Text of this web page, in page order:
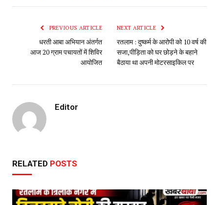
PREVIOUS ARTICLE
धरती आबा अभियान अंतर्गत
आज 20 ग्राम पचायतों में शिविर
आयोजित
NEXT ARTICLE
रतलाम : दुष्कर्म के आरोपी को 10 वर्ष की
सजा,पीड़िता को घर छोड़ने के बहाने
बैठाया था अपनी मोटरसाइकिल पर
Editor
RELATED POSTS